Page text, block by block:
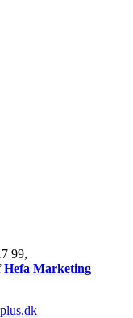
99,
Hefa Marketing